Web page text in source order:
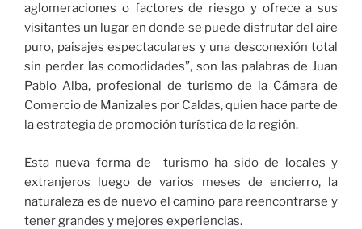
aglomeraciones o factores de riesgo y ofrece a sus
visitantes un lugar en donde se puede disfrutar del aire
puro, paisajes espectaculares y una desconexión total
sin perder las comodidades”, son las palabras de Juan
Pablo Alba, profesional de turismo de la Cámara de
Comercio de Manizales por Caldas, quien hace parte de
la estrategia de promoción turística de la región.
Esta nueva forma de turismo ha sido de locales y
extranjeros luego de varios meses de encierro, la
naturaleza es de nuevo el camino para reencontrarse y
tener grandes y mejores experiencias.